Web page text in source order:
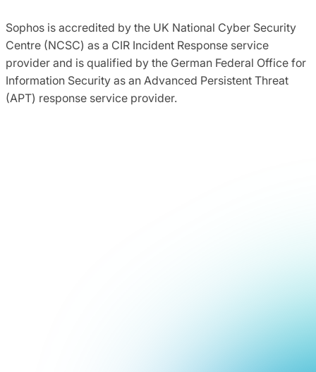
Sophos is accredited by the UK National Cyber Security
Centre (NCSC) as a CIR Incident Response service
provider and is qualified by the German Federal Office for
Information Security as an Advanced Persistent Threat
(APT) response service provider.